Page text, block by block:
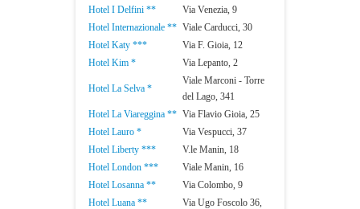
Hotel I Delfini **
Via Venezia, 9
Hotel Internazionale ** Viale Carducci, 30
Hotel Katy ***
Via F. Gioia, 12
Hotel Kim *
Via Lepanto, 2
Hotel La Selva *
Viale Marconi - Torre
del Lago, 341
Hotel La Viareggina ** Via Flavio Gioia, 25
Hotel Lauro *
Via Vespucci, 37
Hotel Liberty ***
V.le Manin, 18
Hotel London ***
Viale Manin, 16
Hotel Losanna **
Via Colombo, 9
Hotel Luana **
Via Ugo Foscolo 36,